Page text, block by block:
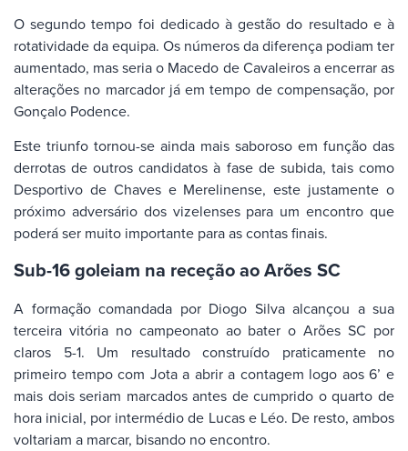
O segundo tempo foi dedicado à gestão do resultado e à
rotatividade da equipa. Os números da diferença podiam ter
aumentado, mas seria o Macedo de Cavaleiros a encerrar as
alterações no marcador já em tempo de compensação, por
Gonçalo Podence.
Este triunfo tornou-se ainda mais saboroso em função das
derrotas de outros candidatos à fase de subida, tais como
Desportivo de Chaves e Merelinense, este justamente o
próximo adversário dos vizelenses para um encontro que
poderá ser muito importante para as contas finais.
Sub-16 goleiam na receção ao Arões SC
A formação comandada por Diogo Silva alcançou a sua
terceira vitória no campeonato ao bater o Arões SC por
claros 5-1. Um resultado construído praticamente no
primeiro tempo com Jota a abrir a contagem logo aos 6’ e
mais dois seriam marcados antes de cumprido o quarto de
hora inicial, por intermédio de Lucas e Léo. De resto, ambos
voltariam a marcar, bisando no encontro.